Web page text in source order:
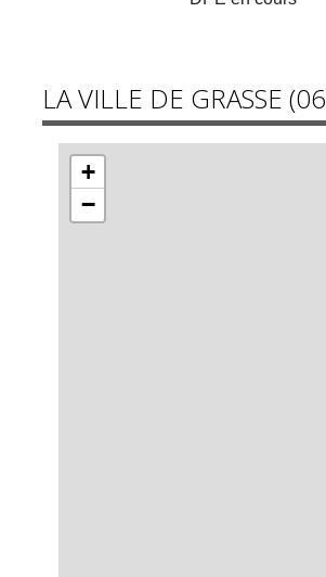
LA VILLE DE GRASSE
+
−